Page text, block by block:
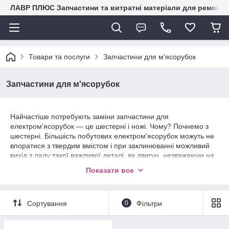
ЛАВР ПЛЮС Запчастини та витратні матеріали для ремонту
Товари та послуги Запчастини для м'ясорубок
Запчастини для м'ясорубок
Найчастіше потребують заміни запчастини для
електром'ясорубок ― це шестерні і ножі. Чому? Почнемо з
шестерні. Більшість побутових електром'ясорубок можуть не
впоратися з твердим вмістом і при заклинюванні можливий
вихід з ладу такої важливої деталі, як двигун, незважаючи на
механізму ― у критичній ситуації ламається саме вона ―
проста в заміні і дешева пластмасова шестірня. А дорогий в
ремонті електромотор залишається неушкодженим.
Показати все
Сортування 0 Фільтри